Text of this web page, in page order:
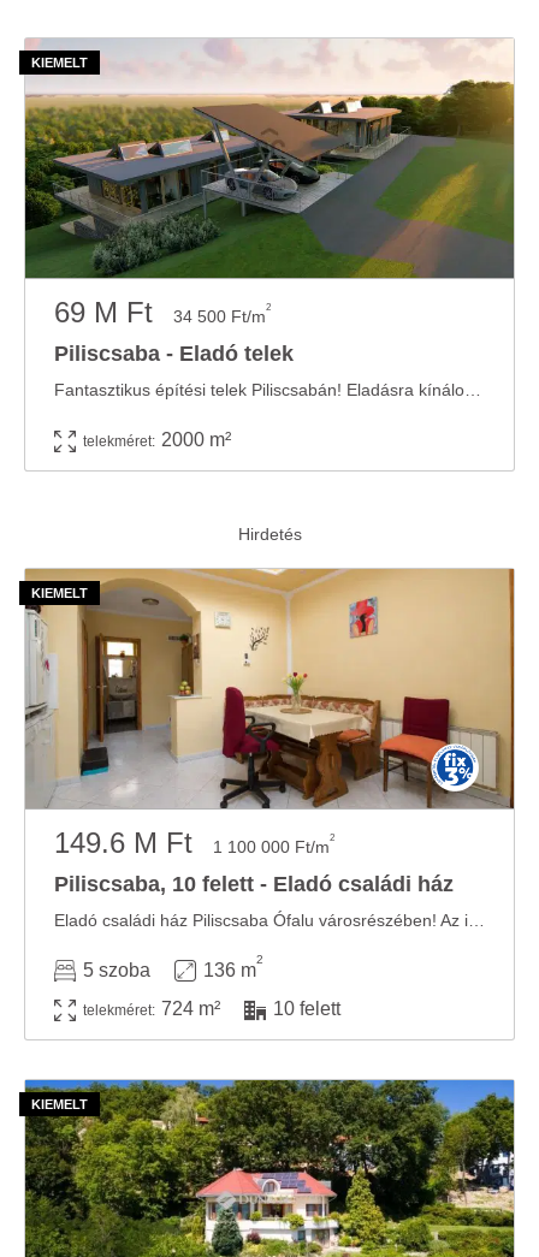
69 M Ft 34 500 Ft/m2
Piliscsaba - Eladó telek
telekméret: 2000 m²
149.6 M Ft 1 100 000 Ft/m2
Piliscsaba, 10 felett - Eladó családi ház
5 szoba 136 m
2
telekméret: 724 m² 10 felett